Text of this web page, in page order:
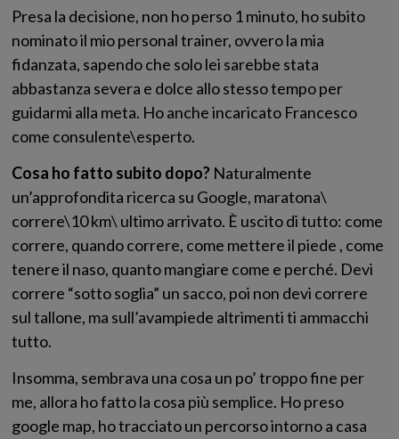
Presa la decisione, non ho perso 1 minuto, ho subito
nominato il mio personal trainer, ovvero la mia
fidanzata, sapendo che solo lei sarebbe stata
abbastanza severa e dolce allo stesso tempo per
guidarmi alla meta. Ho anche incaricato Francesco
come consulente\esperto.
Cosa ho fatto subito dopo? Naturalmente
un’approfondita ricerca su Google, maratona\
correre\10 km\ ultimo arrivato. È uscito di tutto: come
correre, quando correre, come mettere il piede , come
tenere il naso, quanto mangiare come e perché. Devi
correre “sotto soglia” un sacco, poi non devi correre
sul tallone, ma sull’avampiede altrimenti ti ammacchi
tutto.
Insomma, sembrava una cosa un po’ troppo fine per
me, allora ho fatto la cosa più semplice. Ho preso
google map, ho tracciato un percorso intorno a casa